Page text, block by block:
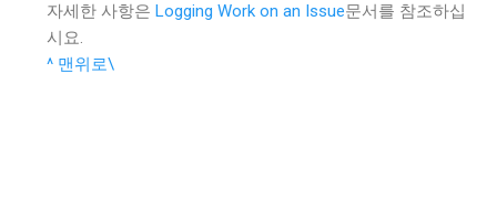
자세한 사항은 Logging Work on an Issue문서를 참조하십
시요.
^ 맨위로\